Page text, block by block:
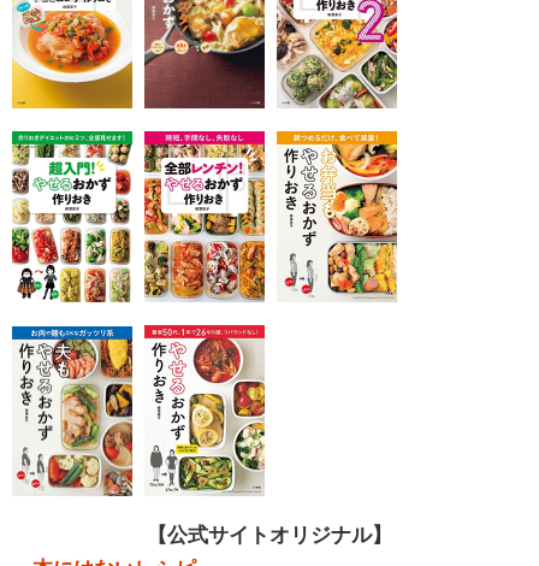
【公式サイトオリジナル】